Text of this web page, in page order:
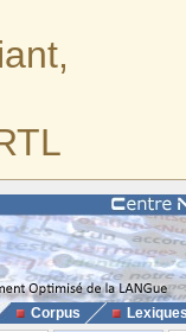
Corpus